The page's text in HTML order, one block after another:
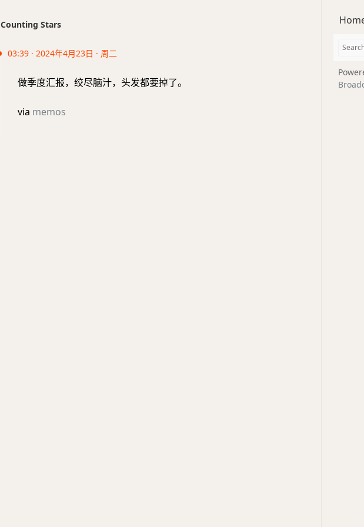
Counting Stars
03:39 · 2024年4月23日 · 周二
做季度汇报，绞尽脑汁，头发都要掉了。
via memos